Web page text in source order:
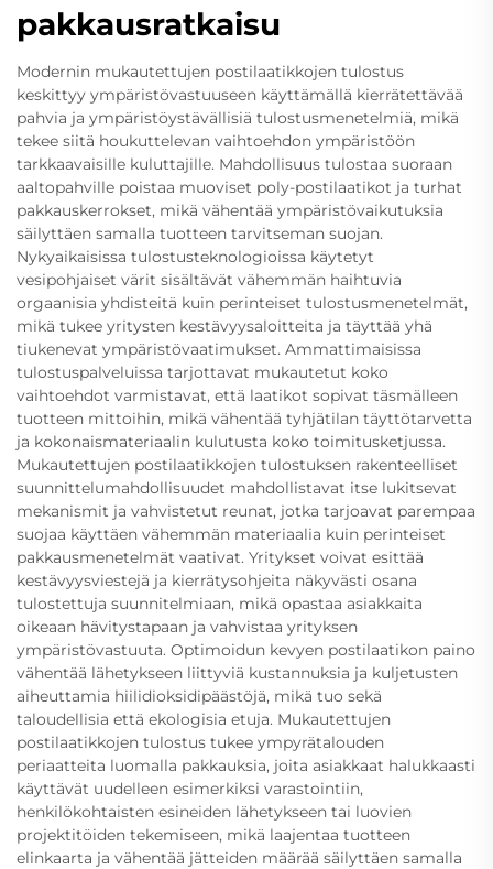
pakkausratkaisu
Modernin mukautettujen postilaatikkojen tulostus
keskittyy ympäristövastuuseen käyttämällä kierrätettävää
pahvia ja ympäristöystävällisiä tulostusmenetelmiä, mikä
tekee siitä houkuttelevan vaihtoehdon ympäristöön
tarkkaavaisille kuluttajille. Mahdollisuus tulostaa suoraan
aaltopahville poistaa muoviset poly-postilaatikot ja turhat
pakkauskerrokset, mikä vähentää ympäristövaikutuksia
säilyttäen samalla tuotteen tarvitseman suojan.
Nykyaikaisissa tulostusteknologioissa käytetyt
vesipohjaiset värit sisältävät vähemmän haihtuvia
orgaanisia yhdisteitä kuin perinteiset tulostusmenetelmät,
mikä tukee yritysten kestävyysaloitteita ja täyttää yhä
tiukenevat ympäristövaatimukset. Ammattimaisissa
tulostuspalveluissa tarjottavat mukautetut koko
vaihtoehdot varmistavat, että laatikot sopivat täsmälleen
tuotteen mittoihin, mikä vähentää tyhjätilan täyttötarvetta
ja kokonaismateriaalin kulutusta koko toimitusketjussa.
Mukautettujen postilaatikkojen tulostuksen rakenteelliset
suunnittelumahdollisuudet mahdollistavat itse lukitsevat
mekanismit ja vahvistetut reunat, jotka tarjoavat parempaa
suojaa käyttäen vähemmän materiaalia kuin perinteiset
pakkausmenetelmät vaativat. Yritykset voivat esittää
kestävyysviestejä ja kierrätysohjeita näkyvästi osana
tulostettuja suunnitelmiaan, mikä opastaa asiakkaita
oikeaan hävitystapaan ja vahvistaa yrityksen
ympäristövastuuta. Optimoidun kevyen postilaatikon paino
vähentää lähetykseen liittyviä kustannuksia ja kuljetusten
aiheuttamia hiilidioksidipäästöjä, mikä tuo sekä
taloudellisia että ekologisia etuja. Mukautettujen
postilaatikkojen tulostus tukee ympyrätalouden
periaatteita luomalla pakkauksia, joita asiakkaat halukkaasti
käyttävät uudelleen esimerkiksi varastointiin,
henkilökohtaisten esineiden lähetykseen tai luovien
projektitöiden tekemiseen, mikä laajentaa tuotteen
elinkaarta ja vähentää jätteiden määrää säilyttäen samalla